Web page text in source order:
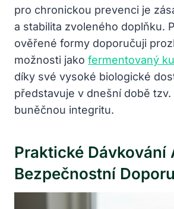
pro chronickou prevenci je
a stabilita zvoleného doplňku.
ověřené formy doporučuji
možnosti jako fermentovaný
díky své vysoké biologické
představuje v dnešní době
buněčnou integritu.
Praktické Dávkování
Bezpečnostní